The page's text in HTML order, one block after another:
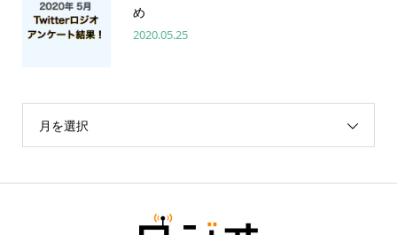
め
2020.05.25
月を選択